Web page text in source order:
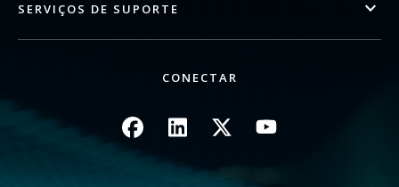
SERVIÇOS DE SUPORTE
CONECTAR
ImagemImagemImagemImagem